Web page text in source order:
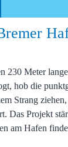
230 Meter
hob die
Strang
Das Projekt
am Hafen